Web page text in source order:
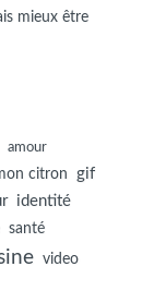
mieux être
amour
citron
gif
identité
santé
video